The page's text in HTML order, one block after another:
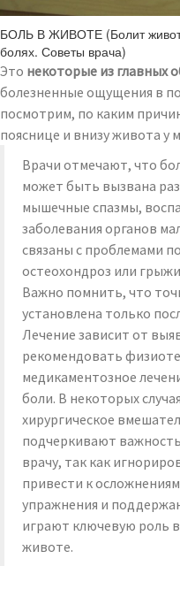
БОЛЬ В ЖИВОТЕ (Болит
болях. Советы врача)
Это некоторые из главных
болезненные ощущения в
посмотрим, по каким
пояснице и внизу живота у
Врачи отмечают, что
может быть вызвана
мышечные спазмы,
заболевания органов
связаны с проблемами
остеохондроз или
Важно помнить, что
установлена только
Лечение зависит от
рекомендовать
медикаментозное
боли. В некоторых
хирургическое
подчеркивают
врачу, так как
привести к
упражнения и
играют ключевую роль
животе.